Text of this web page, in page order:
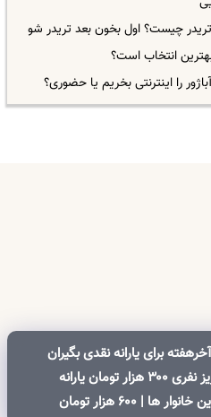
چیست؟ اول بخون بعد تریدر شو
را اینترنتی بخریم یا حضوری؟
برای یارانه نقدی بگیران
| شنبه ، واریز نفری ۳۰۰ هزار تومان یارانه
نقدی برای این خانوار ها | ۶۰۰ هزار تومان